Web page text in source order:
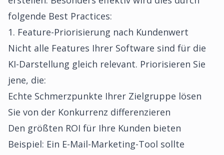
folgende Best Practices:
1. Feature-Priorisierung nach Kundenwert
Nicht alle Features Ihrer Software sind für die
KI-Darstellung gleich relevant. Priorisieren Sie
jene, die:
Echte Schmerzpunkte Ihrer Zielgruppe lösen
Sie von der Konkurrenz differenzieren
Den größten ROI für Ihre Kunden bieten
Beispiel: Ein E-Mail-Marketing-Tool sollte